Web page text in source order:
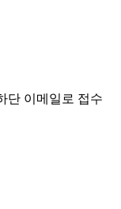
단 이메일로 접수